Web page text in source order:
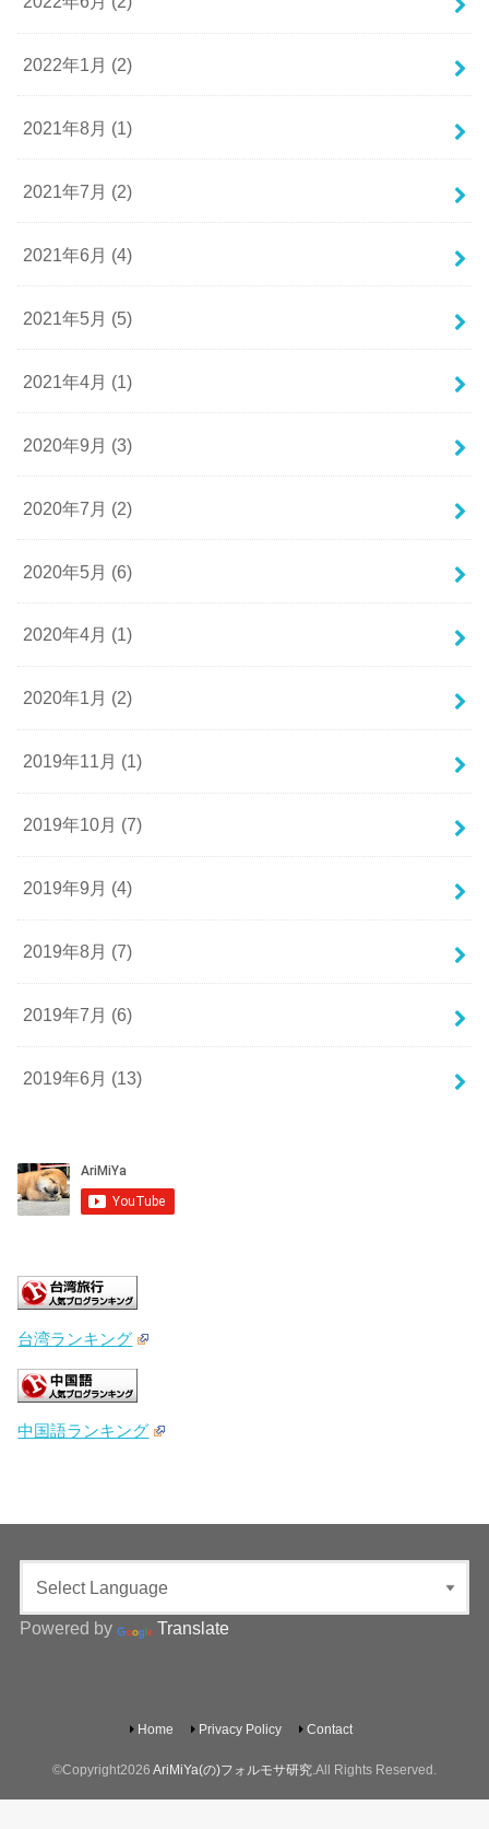
2022年1月 (2)
2021年8月 (1)
2021年7月 (2)
2021年6月 (4)
2021年5月 (5)
2021年4月 (1)
2020年9月 (3)
2020年7月 (2)
2020年5月 (6)
2020年4月 (1)
2020年1月 (2)
2019年11月 (1)
2019年10月 (7)
2019年9月 (4)
2019年8月 (7)
2019年7月 (6)
2019年6月 (13)
台湾ランキング
中国語ランキング
Powered by Translate
Home Privacy Policy Contact
©Copyright2026 AriMiYa(の)フォルモサ研究 .All Rights Reserved.